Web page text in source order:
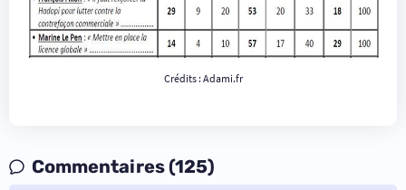
Crédits : Adami.fr
Commentaires (125)